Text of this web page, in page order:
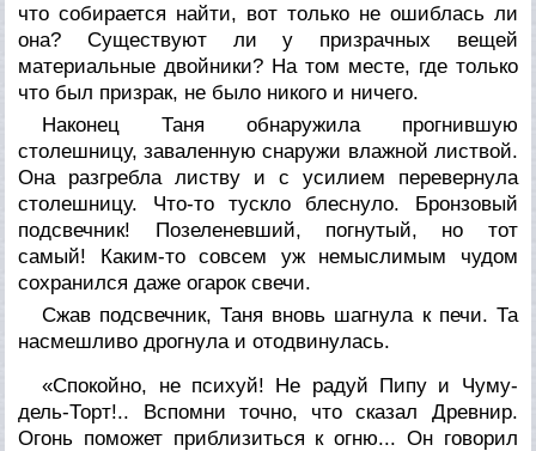
что собирается найти, вот только не ошиблась ли
она? Существуют ли у призрачных вещей
материальные двойники? На том месте, где только
что был призрак, не было никого и ничего.
Наконец Таня обнаружила прогнившую
столешницу, заваленную снаружи влажной листвой.
Она разгребла листву и с усилием перевернула
столешницу. Что-то тускло блеснуло. Бронзовый
подсвечник! Позеленевший, погнутый, но тот
самый! Каким-то совсем уж немыслимым чудом
сохранился даже огарок свечи.
Сжав подсвечник, Таня вновь шагнула к печи. Та
насмешливо дрогнула и отодвинулась.
«Спокойно, не психуй! Не радуй Пипу и Чуму-
дель-Торт!.. Вспомни точно, что сказал Древнир.
Огонь поможет приблизиться к огню... Он говорил